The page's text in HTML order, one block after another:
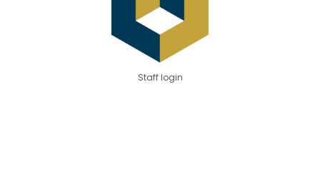
Staff login